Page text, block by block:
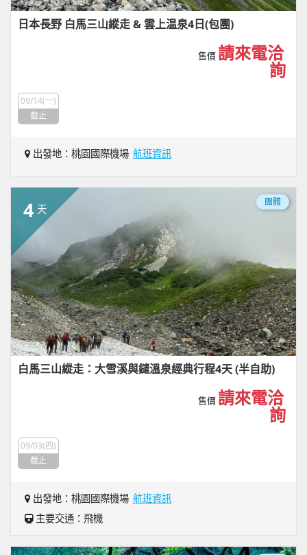
日本長野 白馬三山縱走 & 雲上温泉4日(包團)
售價 請來電洽
詢
09/14(一)
截止
出發地：桃園國際機場 航班資訊
4 天
團體
白馬三山縱走：大雪溪與鑓溫泉經典行程4天 (半自助)
售價 請來電洽
詢
09/03(四)
截止
出發地：桃園國際機場 航班資訊
主要交通：飛機